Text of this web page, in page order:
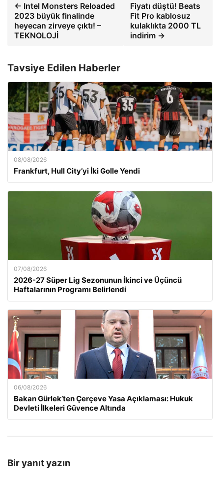
← Intel Monsters Reloaded
2023 büyük finalinde
heyecan zirveye çıktı! –
TEKNOLOJİ
Fiyatı düştü! Beats
Fit Pro kablosuz
kulaklıkta 2000 TL
indirim →
Tavsiye Edilen Haberler
08/08/2026
Frankfurt, Hull City’yi İki Golle Yendi
07/08/2026
2026-27 Süper Lig Sezonunun İkinci ve Üçüncü
Haftalarının Programı Belirlendi
06/08/2026
Bakan Gürlek’ten Çerçeve Yasa Açıklaması: Hukuk
Devleti İlkeleri Güvence Altında
Bir yanıt yazın